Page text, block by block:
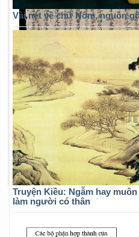
Vài nét về chữ Nôm, nguồn
Truyện Kiều: Ngẫm hay
làm người có thân